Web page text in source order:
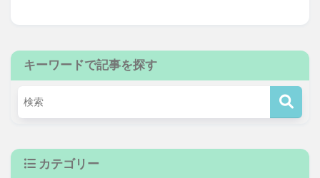
キーワードで記事を探す
カテゴリー